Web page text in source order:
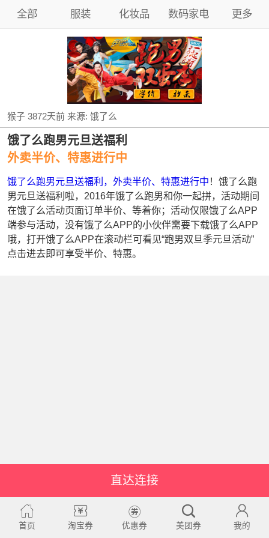
全部 服装 化妆品 数码家电 更多
猴子 3872天前来源:饿了么
饿了么跑男元旦送福利
外卖半价、特惠进行中
饿了么跑男元旦送福利，外卖半价、特惠进行中 ！饿了么跑
男元旦送福利啦，2016年饿了么跑男和你一起拼，活动期间
在饿了么活动页面订单半价、等着你；活动仅限饿了么APP
端参与活动，没有饿了么APP的小伙伴需要下载饿了么APP
哦，打开饿了么APP在滚动栏可看见“跑男双旦季元旦活动”
点击进去即可享受半价、特惠。
直达连接
首页 淘宝券 优惠券 美团券 我的